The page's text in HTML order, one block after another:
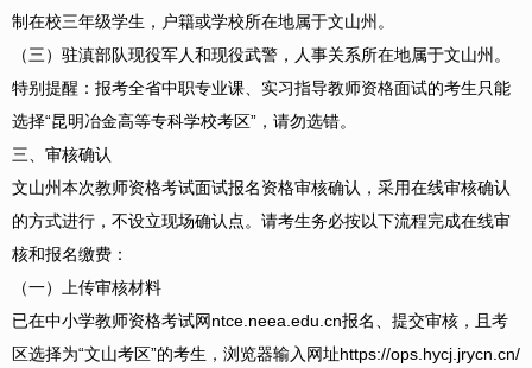
制在校三年级学生，户籍或学校所在地属于文山州。
（三）驻滇部队现役军人和现役武警，人事关系所在地属于文山州。
特别提醒：报考全省中职专业课、实习指导教师资格面试的考生只能
选择“昆明冶金高等专科学校考区”，请勿选错。
三、审核确认
文山州本次教师资格考试面试报名资格审核确认，采用在线审核确认
的方式进行，不设立现场确认点。请考生务必按以下流程完成在线审
核和报名缴费：
（一）上传审核材料
已在中小学教师资格考试网ntce.neea.edu.cn报名、提交审核，且考
区选择为“文山考区”的考生，浏览器输入网址https://ops.hycj.jrycn.cn/